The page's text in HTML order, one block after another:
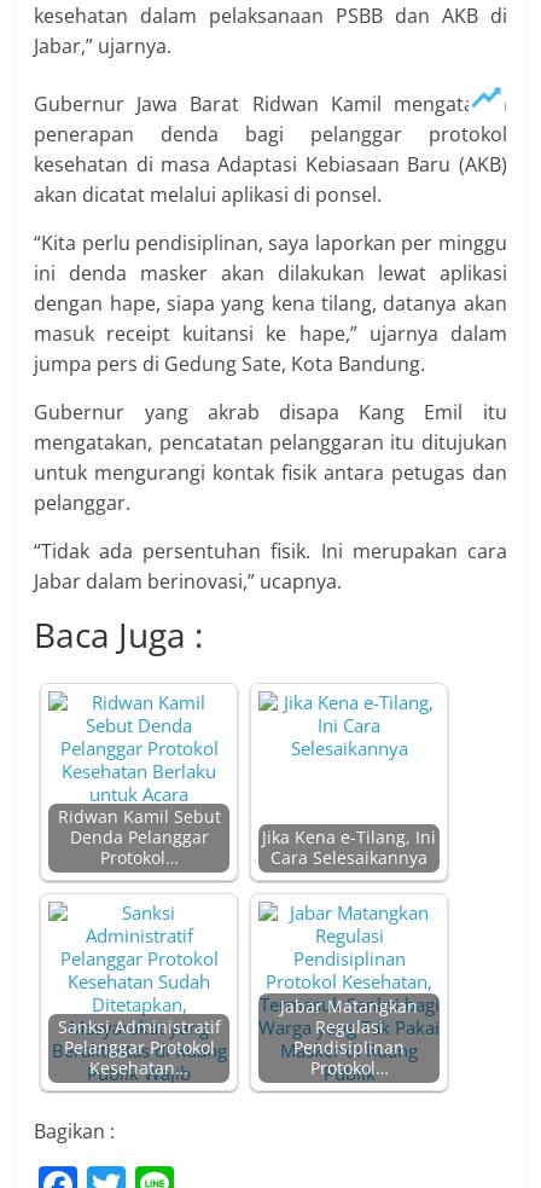
kesehatan dalam pelaksanaan PSBB dan AKB di
Jabar,” ujarnya.
Gubernur Jawa Barat Ridwan Kamil mengatakan
penerapan denda bagi pelanggar protokol
kesehatan di masa Adaptasi Kebiasaan Baru (AKB)
akan dicatat melalui aplikasi di ponsel.
“Kita perlu pendisiplinan, saya laporkan per minggu
ini denda masker akan dilakukan lewat aplikasi
dengan hape, siapa yang kena tilang, datanya akan
masuk receipt kuitansi ke hape,” ujarnya dalam
jumpa pers di Gedung Sate, Kota Bandung.
Gubernur yang akrab disapa Kang Emil itu
mengatakan, pencatatan pelanggaran itu ditujukan
untuk mengurangi kontak fisik antara petugas dan
pelanggar.
“Tidak ada persentuhan fisik. Ini merupakan cara
Jabar dalam berinovasi,” ucapnya.
Baca Juga :
Ridwan Kamil Sebut
Denda Pelanggar
Protokol…
Jika Kena e-Tilang, Ini
Cara Selesaikannya
Sanksi Administratif
Pelanggar Protokol
Kesehatan…
Jabar Matangkan
Regulasi
Pendisiplinan
Protokol…
Bagikan :